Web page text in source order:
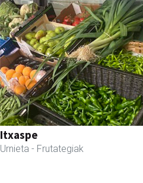
Itxaspe
Urnieta - Frutategiak